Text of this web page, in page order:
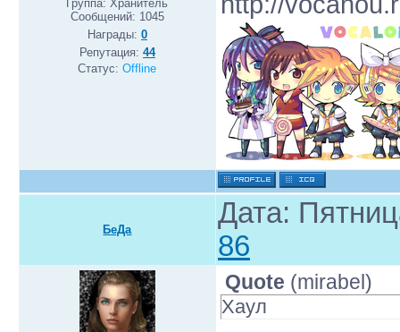
Группа: Хранитель
Сообщений: 1045
Награды: 0
Репутация: 44
Статус:Offline
БеДа
Дата:
86
Quote (mirabel)
Хаул